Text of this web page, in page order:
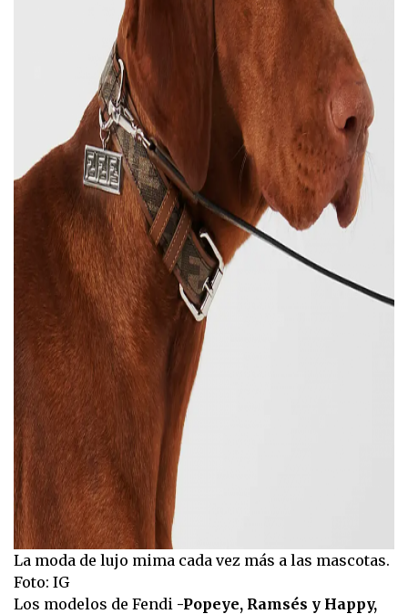
La moda de lujo mima cada vez más a las mascotas.
Foto: IG
Los modelos de Fendi -Popeye, Ramsés y Happy,